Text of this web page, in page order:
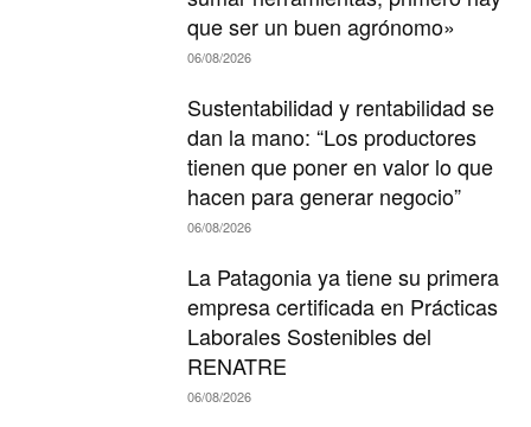
que ser un buen agrónomo»
06/08/2026
Sustentabilidad y rentabilidad se
dan la mano: “Los productores
tienen que poner en valor lo que
hacen para generar negocio”
06/08/2026
La Patagonia ya tiene su primera
empresa certificada en Prácticas
Laborales Sostenibles del
RENATRE
06/08/2026